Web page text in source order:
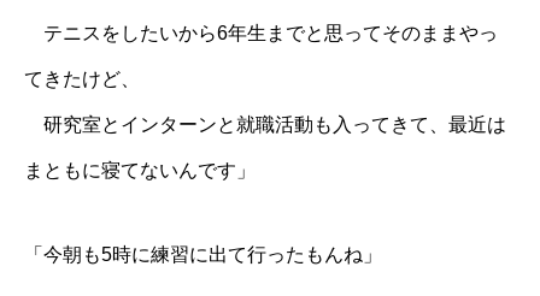
テニスをしたいから6年生までと思ってそのままやっ
てきたけど、
研究室とインターンと就職活動も入ってきて、最近は
まともに寝てないんです」
「今朝も5時に練習に出て行ったもんね」